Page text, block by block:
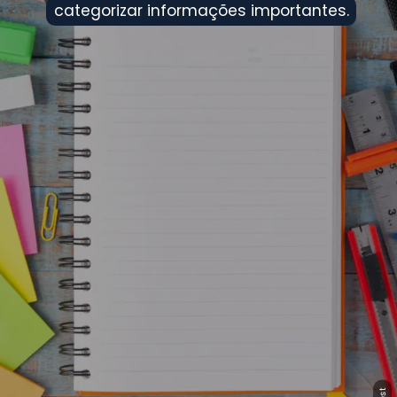
categorizar informações importantes.
categorizar informações importantes.